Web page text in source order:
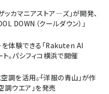
カマニアストア―ズ」が開発、
DOWN（クールダウン）」
体験できる「Rakuten AI
。パシフィコ横浜で開催
を活用――。「洋服の青山」が作
調ウエア」を発売